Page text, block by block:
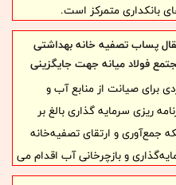
بانکداری متمرکز است.
پساب تصفیه خانه بهداشتی
فولاد میانه جهت جایگزینی
برای صیانت از منابع آب و
ریزی سرمایه گذاری بالغ بر
جمع‌آوری و ارتقای تصفیه‌خانه
و بازچرخانی آب اقدام می